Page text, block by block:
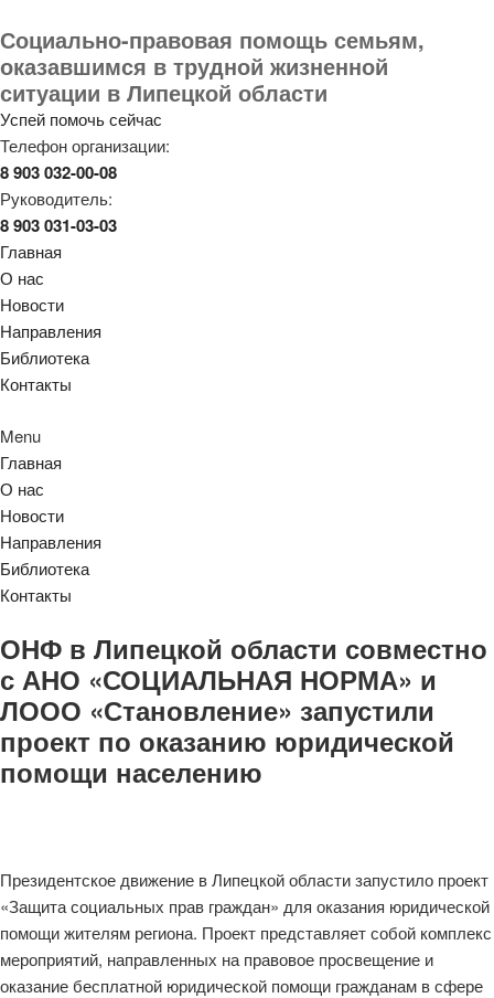
Социально-правовая помощь семьям,
оказавшимся в трудной жизненной
ситуации в Липецкой области
Успей помочь сейчас
Телефон организации:
8 903 032-00-08
Руководитель:
8 903 031-03-03
Главная
О нас
Новости
Направления
Библиотека
Контакты
Menu
Главная
О нас
Новости
Направления
Библиотека
Контакты
ОНФ в Липецкой области совместно
с АНО «СОЦИАЛЬНАЯ НОРМА» и
ЛООО «Становление» запустили
проект по оказанию юридической
помощи населению
Президентское движение в Липецкой области запустило проект
«Защита социальных прав граждан» для оказания юридической
помощи жителям региона. Проект представляет собой комплекс
мероприятий, направленных на правовое просвещение и
оказание бесплатной юридической помощи гражданам в сфере